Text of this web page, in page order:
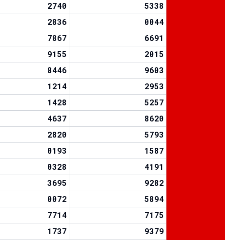
2740
5338
2836
0044
7867
6691
9155
2015
8446
9603
1214
2953
1428
5257
4637
8620
2820
5793
0193
1587
0328
4191
3695
9282
0072
5894
7714
7175
1737
9379